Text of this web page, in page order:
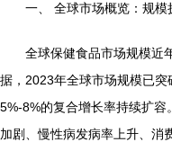
一、 全球市场概览：规模
全球保健食品市场规模近
据，2023年全球市场规模已
5%-8%的复合增长率持续扩
加剧、慢性病发病率上升、消